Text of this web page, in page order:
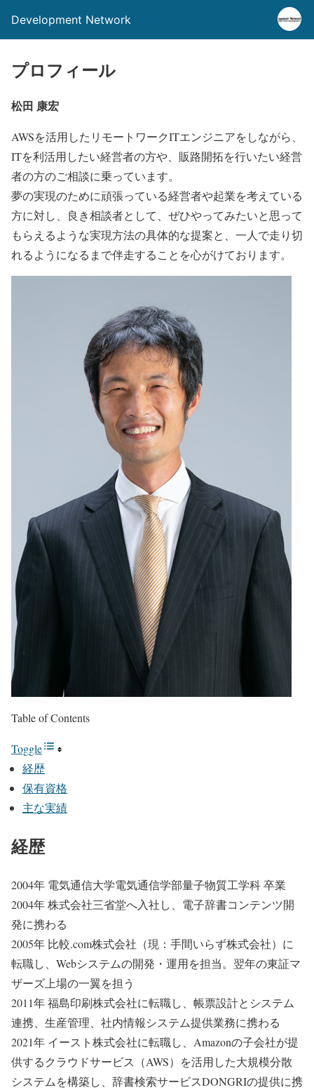
Development Network
プロフィール
松田 康宏
AWSを活用したリモートワークITエンジニアをしながら、
ITを利活用したい経営者の方や、販路開拓を行いたい経営
者の方のご相談に乗っています。
夢の実現のために頑張っている経営者や起業を考えている
方に対し、良き相談者として、ぜひやってみたいと思って
もらえるような実現方法の具体的な提案と、一人で走り切
れるようになるまで伴走することを心がけております。
Table of Contents
Toggle
経歴
保有資格
主な実績
経歴
2004年 電気通信大学電気通信学部量子物質工学科 卒業
2004年 株式会社三省堂へ入社し、電子辞書コンテンツ開
発に携わる
2005年 比較.com株式会社（現：手間いらず株式会社）に
転職し、Webシステムの開発・運用を担当。翌年の東証マ
ザーズ上場の一翼を担う
2011年 福島印刷株式会社に転職し、帳票設計とシステム
連携、生産管理、社内情報システム提供業務に携わる
2021年 イースト株式会社に転職し、Amazonの子会社が提
供するクラウドサービス（AWS）を活用した大規模分散
システムを構築し、辞書検索サービスDONGRIの提供に携